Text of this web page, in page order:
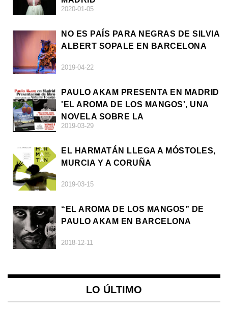
2020-01-05
NO ES PAÍS PARA NEGRAS DE SILVIA
ALBERT SOPALE EN BARCELONA
2019-04-22
PAULO AKAM PRESENTA EN MADRID
'EL AROMA DE LOS MANGOS', UNA
NOVELA SOBRE LA
AFRODESCENDENCIA
2019-03-29
EL HARMATÁN LLEGA A MÓSTOLES,
MURCIA Y A CORUÑA
2019-03-15
“EL AROMA DE LOS MANGOS” DE
PAULO AKAM EN BARCELONA
2018-12-11
LO ÚLTIMO